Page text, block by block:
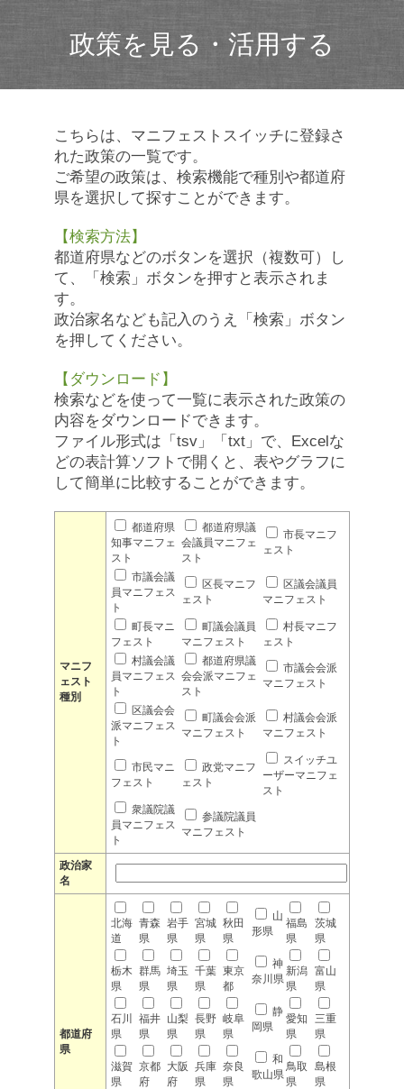
政策を見る・活用する
こちらは、マニフェストスイッチに登録さ
れた政策の一覧です。
ご希望の政策は、検索機能で種別や都道府
県を選択して探すことができます。
【検索方法】
都道府県などのボタンを選択（複数可）し
て、「検索」ボタンを押すと表示されま
す。
政治家名なども記入のうえ「検索」ボタン
を押してください。
【ダウンロード】
検索などを使って一覧に表示された政策の
内容をダウンロードできます。
ファイル形式は「tsv」「txt」で、Excelな
どの表計算ソフトで開くと、表やグラフに
して簡単に比較することができます。
マニフ
ェスト
種別
都道府県
知事マニフェ
スト
都道府県議
会議員マニフェ
スト
市長マニフ
ェスト
市議会議
員マニフェス
ト
区長マニフ
ェスト
区議会議員
マニフェスト
町長マニ
フェスト
町議会議員
マニフェスト
村長マニフ
ェスト
村議会議
員マニフェス
ト
都道府県議
会会派マニフェ
スト
市議会会派
マニフェスト
区議会会
派マニフェス
ト
町議会会派
マニフェスト
村議会会派
マニフェスト
市民マニ
フェスト
政党マニフ
ェスト
スイッチユ
ーザーマニフェ
スト
衆議院議
員マニフェス
ト
参議院議員
マニフェスト
政治家
名
都道府
県
北海
道
青森
県
岩手
県
宮城
県
秋田
県
山
形県
福島
県
茨城
県
栃木
県
群馬
県
埼玉
県
千葉
県
東京
都
神
奈川県
新潟
県
富山
県
石川
県
福井
県
山梨
県
長野
県
岐阜
県
静
岡県
愛知
県
三重
県
滋賀
県
京都
府
大阪
府
兵庫
県
奈良
県
和
歌山県
鳥取
県
島根
県